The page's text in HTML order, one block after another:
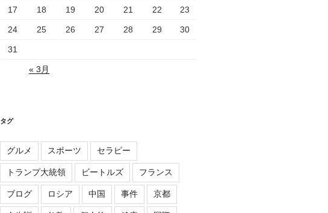
17 18 19 20 21 22 23
24 25 26 27 28 29 30
31
« 3月
タグ
グルメ スポーツ セラピー
トランプ大統領 ビートルズ フランス
ブログ ロシア 中国 事件 京都